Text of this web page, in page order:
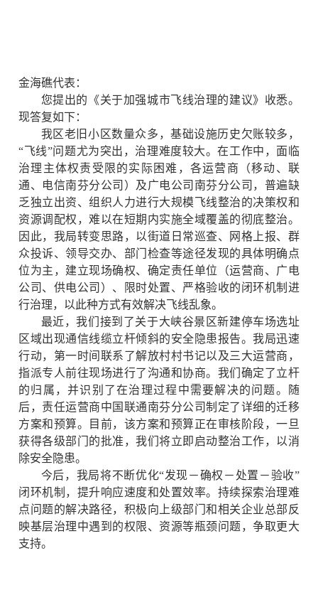
金海礁代表 ：
您提出的《关于加强城市飞线治理的建议》收悉。
现答复如下：
我区老旧小区数量众多，基础设施历史欠账较多，
“飞线”问题尤为突出，治理难度较大。在工作中，面临
治理主体权责受限的实际困难，各运营商（移动、联
通、电信南芬分公司）及广电公司南芬分公司，普遍缺
乏独立出资、组织人力进行大规模飞线整治的决策权和
资源调配权，难以在短期内实施全域覆盖的彻底整治。
因此，我局转变思路，以街道日常巡查、网格上报、群
众投诉、领导交办、部门检查等途径发现的具体明确点
位为主， 建立现场确权、确定责任单位（运营商、广电
公司、供电公司）、限时处置、严格验收的闭环机制进
行治理，以此种方式有效解决飞线乱象。
最近，我们接到了关于大峡谷景区新建停车场选址
区域出现通信线缆立杆倾斜的安全隐患报告。我局迅速
行动，第一时间联系了解放村村书记以及三大运营商，
指派专人前往现场进行了沟通和协商。我们确定了立杆
的归属，并识别了在治理过程中需要解决的问题。随
后，责任运营商中国联通南芬分公司制定了详细的迁移
方案和预算。目前，该方案和预算正在审核阶段，一旦
获得各级部门 的批准，我们将立即启动整治工作，以消
除安全隐患。
今后，我局将不断优化“发现－确权 － 处置 －验收”
闭环机制，提升响应速度和处置效率。持续探索治理难
点问题的解决路径，积极向上级部门和相关企业总部反
映基层治理中遇到的权限、资源等瓶颈问题，争取更大
支持。